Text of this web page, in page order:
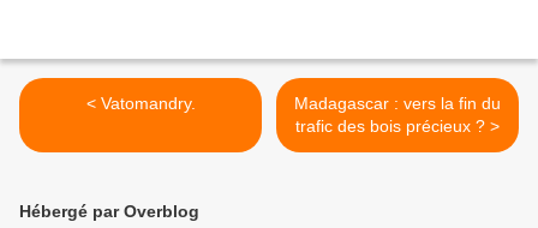
< Vatomandry.
Madagascar : vers la fin du
trafic des bois précieux ? >
Hébergé par Overblog